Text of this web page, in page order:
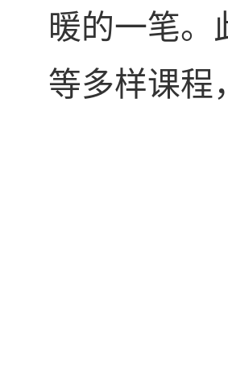
暖的一笔。
等多样课程